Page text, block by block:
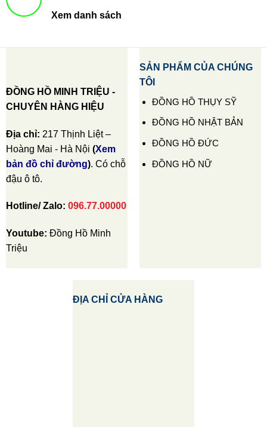
Xem danh sách
ĐỒNG HỒ MINH TRIỆU -
CHUYÊN HÀNG HIỆU
Địa chỉ: 217 Thịnh Liệt –
Hoàng Mai - Hà Nội (Xem
bản đồ chỉ đường). Có chỗ
đậu ô tô.
Hotline/ Zalo: 096.77.00000
Youtube: Đồng Hồ Minh
Triệu
SẢN PHẨM CỦA CHÚNG
TÔI
ĐỒNG HỒ THỤY SỸ
ĐỒNG HỒ NHẬT BẢN
ĐỒNG HỒ ĐỨC
ĐỒNG HỒ NỮ
ĐỊA CHỈ CỬA HÀNG